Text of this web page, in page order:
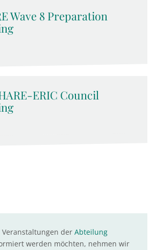
Wave 8 Preparation
ERIC Council
Veranstaltungen der Abteilung
werden möchten, nehmen wir